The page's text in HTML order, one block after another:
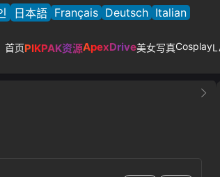
日本語 Français Deutsch Italian
首页PIKPAK资源ApexDrive美女写真Cosplay